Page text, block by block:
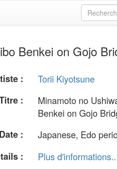
Benkei on Gojo
:
Torii Kiyotsune
:
Minamoto no
Benkei on Gojo
Date :
Japanese, Edo
:
Plus